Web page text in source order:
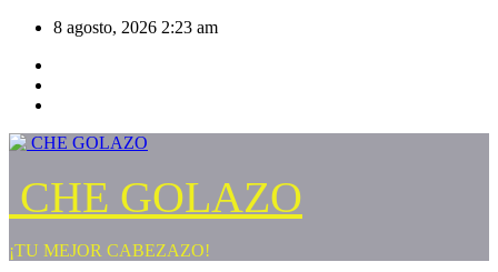
Saltar
contenido
8 agosto, 2026 2:23 am
CHE GOLAZO
¡TU MEJOR CABEZAZO!